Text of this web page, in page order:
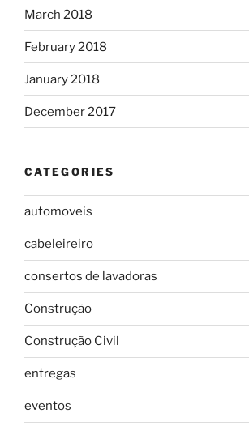
March 2018
February 2018
January 2018
December 2017
CATEGORIES
automoveis
cabeleireiro
consertos de lavadoras
Construção
Construção Civil
entregas
eventos